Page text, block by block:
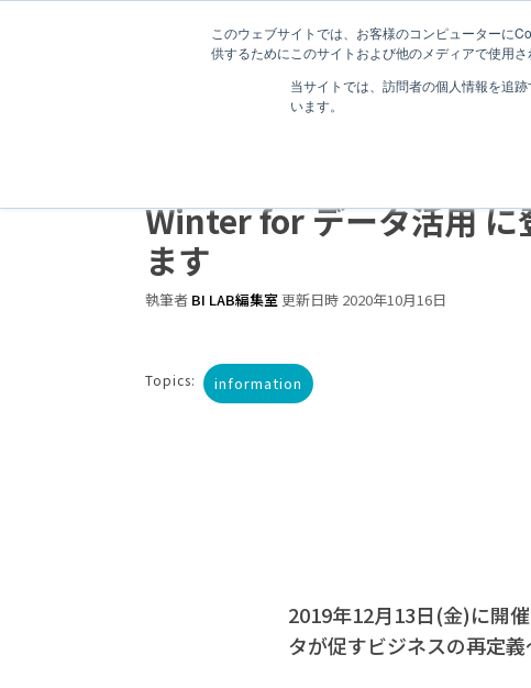
このウェブサイトでは、お客様のコンピューターに
供するためにこのサイトおよび他のメディアで使用
当サイトでは、訪問者の個人情報を追
います。
Winter for データ活用 に
ます
執筆者 BI LAB編集室更新日時 2020年10月16日
Topics: information
2019年12月13日(金)に開
タが促すビジネスの再定